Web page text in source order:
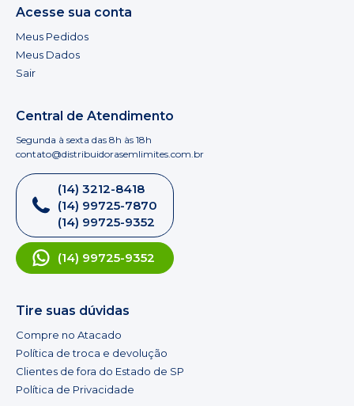
Acesse sua conta
Meus Pedidos
Meus Dados
Sair
Central de Atendimento
Segunda à sexta das 8h às 18h
contato@distribuidorasemlimites.com.br
(14) 3212-8418
(14) 99725-7870
(14) 99725-9352
(14) 99725-9352
Tire suas dúvidas
Compre no Atacado
Política de troca e devolução
Clientes de fora do Estado de SP
Política de Privacidade